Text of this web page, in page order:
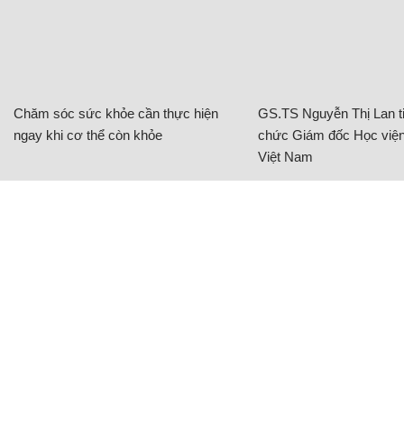
Chăm sóc sức khỏe cần thực hiện
ngay khi cơ thể còn khỏe
GS.TS Nguyễn Thị Lan
chức Giám đốc Học
Việt Nam